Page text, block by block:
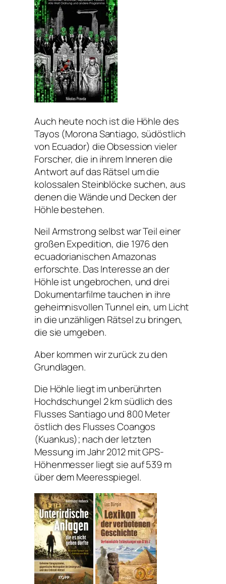
Auch heute noch ist die Höhle des
Tayos (Morona Santiago, südöstlich
von Ecuador) die Obsession vieler
Forscher, die in ihrem Inneren die
Antwort auf das Rätsel um die
kolossalen Steinblöcke suchen, aus
denen die Wände und Decken der
Höhle bestehen.
Neil Armstrong selbst war Teil einer
großen Expedition, die 1976 den
ecuadorianischen Amazonas
erforschte. Das Interesse an der
Höhle ist ungebrochen, und drei
Dokumentarfilme tauchen in ihre
geheimnisvollen Tunnel ein, um Licht
in die unzähligen Rätsel zu bringen,
die sie umgeben.
Aber kommen wir zurück zu den
Grundlagen.
Die Höhle liegt im unberührten
Hochdschungel 2 km südlich des
Flusses Santiago und 800 Meter
östlich des Flusses Coangos
(Kuankus); nach der letzten
Messung im Jahr 2012 mit GPS-
Höhenmesser liegt sie auf 539 m
über dem Meeresspiegel.